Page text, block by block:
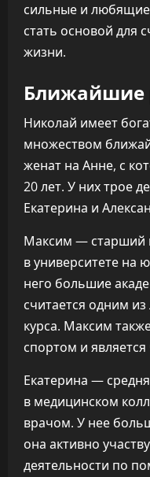
сильные и
стать основой для
жизни.
Ближайшие
Николай имеет
множеством
женат на Анне, с
20 лет. У них трое
Екатерина и
Максим — старший
в университете на
него большие
считается одним
курса. Максим
спортом и
Екатерина —
в медицинском
врачом. У нее
она активно
деятельности по